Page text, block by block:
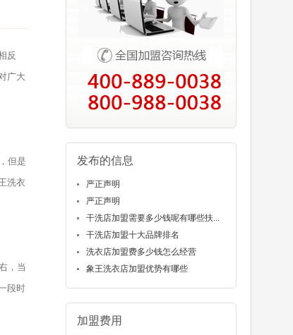
反
广大
但是
洗衣
，当
段时
发布的信息
严正声明
严正声明
干洗店加盟需要多少钱呢有哪些扶...
干洗店加盟十大品牌排名
洗衣店加盟费多少钱怎么经营
象王洗衣店加盟优势有哪些
加盟费用